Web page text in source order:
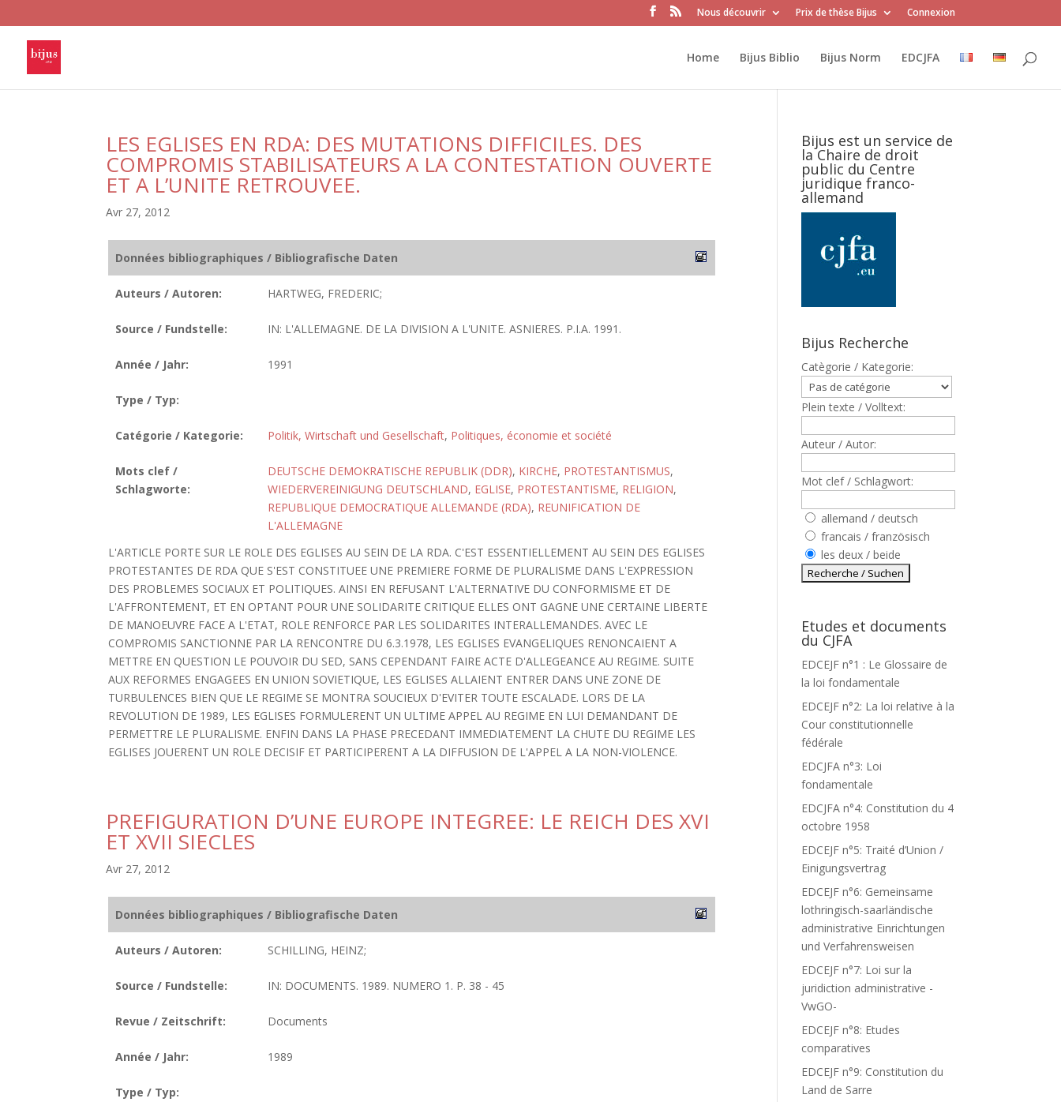
Nous découvrir Prix de thèse Bijus Connexion
Home Bijus Biblio Bijus Norm EDCJFA
LES EGLISES EN RDA: DES MUTATIONS DIFFICILES. DES
COMPROMIS STABILISATEURS A LA CONTESTATION OUVERTE
ET A L’UNITE RETROUVEE.
Avr 27, 2012
Données bibliographiques / Bibliografische Daten
Auteurs / Autoren: HARTWEG, FREDERIC;
Source / Fundstelle: IN: L'ALLEMAGNE. DE LA DIVISION A L'UNITE. ASNIERES. P.I.A. 1991.
Année / Jahr: 1991
Type / Typ:
Catégorie / Kategorie: Politik, Wirtschaft und Gesellschaft, Politiques, économie et société
Mots clef /
Schlagworte:
DEUTSCHE DEMOKRATISCHE REPUBLIK (DDR), KIRCHE, PROTESTANTISMUS,
WIEDERVEREINIGUNG DEUTSCHLAND, EGLISE, PROTESTANTISME, RELIGION,
REPUBLIQUE DEMOCRATIQUE ALLEMANDE (RDA), REUNIFICATION DE
L'ALLEMAGNE
L'ARTICLE PORTE SUR LE ROLE DES EGLISES AU SEIN DE LA RDA. C'EST ESSENTIELLEMENT AU SEIN DES EGLISES
PROTESTANTES DE RDA QUE S'EST CONSTITUEE UNE PREMIERE FORME DE PLURALISME DANS L'EXPRESSION
DES PROBLEMES SOCIAUX ET POLITIQUES. AINSI EN REFUSANT L'ALTERNATIVE DU CONFORMISME ET DE
L'AFFRONTEMENT, ET EN OPTANT POUR UNE SOLIDARITE CRITIQUE ELLES ONT GAGNE UNE CERTAINE LIBERTE
DE MANOEUVRE FACE A L'ETAT, ROLE RENFORCE PAR LES SOLIDARITES INTERALLEMANDES. AVEC LE
COMPROMIS SANCTIONNE PAR LA RENCONTRE DU 6.3.1978, LES EGLISES EVANGELIQUES RENONCAIENT A
METTRE EN QUESTION LE POUVOIR DU SED, SANS CEPENDANT FAIRE ACTE D'ALLEGEANCE AU REGIME. SUITE
AUX REFORMES ENGAGEES EN UNION SOVIETIQUE, LES EGLISES ALLAIENT ENTRER DANS UNE ZONE DE
TURBULENCES BIEN QUE LE REGIME SE MONTRA SOUCIEUX D'EVITER TOUTE ESCALADE. LORS DE LA
REVOLUTION DE 1989, LES EGLISES FORMULERENT UN ULTIME APPEL AU REGIME EN LUI DEMANDANT DE
PERMETTRE LE PLURALISME. ENFIN DANS LA PHASE PRECEDANT IMMEDIATEMENT LA CHUTE DU REGIME LES
EGLISES JOUERENT UN ROLE DECISIF ET PARTICIPERENT A LA DIFFUSION DE L'APPEL A LA NON-VIOLENCE.
PREFIGURATION D’UNE EUROPE INTEGREE: LE REICH DES XVI
ET XVII SIECLES
Avr 27, 2012
Données bibliographiques / Bibliografische Daten
Auteurs / Autoren: SCHILLING, HEINZ;
Source / Fundstelle: IN: DOCUMENTS. 1989. NUMERO 1. P. 38 - 45
Revue / Zeitschrift: Documents
Année / Jahr: 1989
Type / Typ:
Bijus est un service de
la Chaire de droit
public du Centre
juridique franco-
allemand
Bijus Recherche
Catègorie / Kategorie:
Plein texte / Volltext:
Auteur / Autor:
Mot clef / Schlagwort:
allemand / deutsch
francais / französisch
les deux / beide
Etudes et documents
du CJFA
EDCEJF n°1 : Le Glossaire de
la loi fondamentale
EDCEJF n°2: La loi relative à la
Cour constitutionnelle
fédérale
EDCJFA n°3: Loi
fondamentale
EDCJFA n°4: Constitution du 4
octobre 1958
EDCEJF n°5: Traité d’Union /
Einigungsvertrag
EDCEJF n°6: Gemeinsame
lothringisch-saarländische
administrative Einrichtungen
und Verfahrensweisen
EDCEJF n°7: Loi sur la
juridiction administrative -
VwGO-
EDCEJF n°8: Etudes
comparatives
EDCEJF n°9: Constitution du
Land de Sarre